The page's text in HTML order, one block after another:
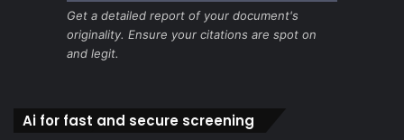
Get a detailed report of your document's
originality. Ensure your citations are spot on
and legit.
Ai for fast and secure screening